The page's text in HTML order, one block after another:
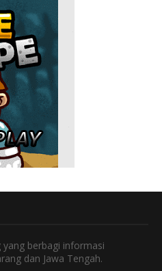
berbagi informasi
dan Jawa Tengah.